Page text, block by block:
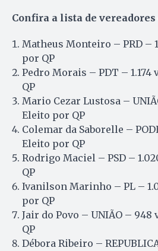
Confira a lista de
Matheus Monteiro – PRD –
por QP
Pedro Morais – PDT –
QP
Mario Cezar Lustosa –
Eleito por QP
Colemar da Saborelle –
Eleito por QP
Rodrigo Maciel – PSD –
QP
Ivanilson Marinho – PL –
por QP
Jair do Povo – UNIÃO –
QP
Débora Ribeiro –